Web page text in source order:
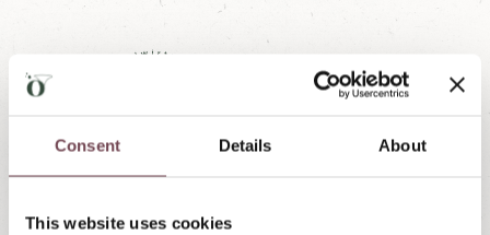
Consent Details About
This website uses cookies
Einfach,
malerisch,